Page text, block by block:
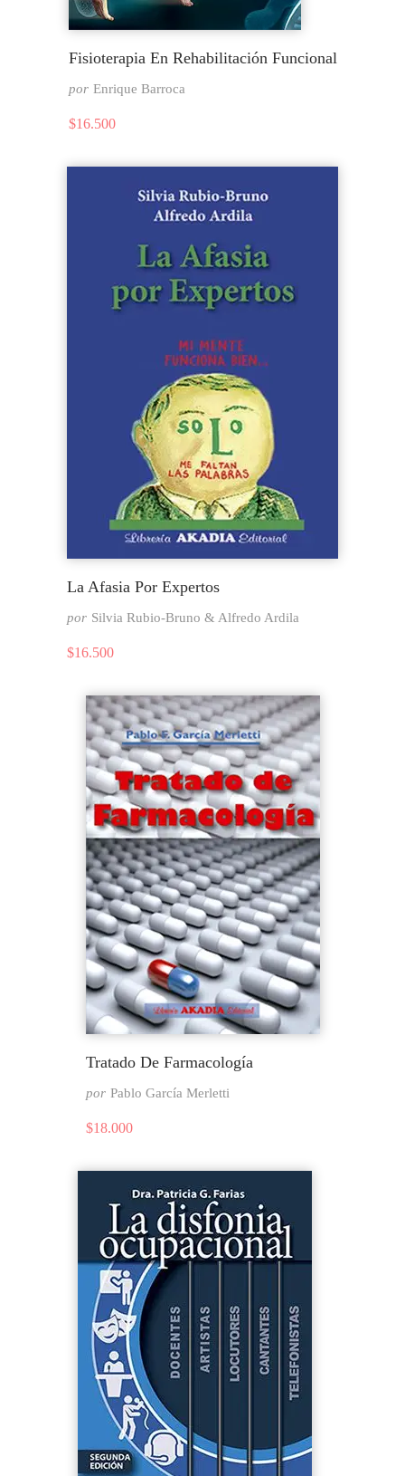
Fisioterapia En Rehabilitación Funcional
por Enrique Barroca
$16.500
La Afasia Por Expertos
por Silvia Rubio-Bruno & Alfredo Ardila
$16.500
Tratado De Farmacología
por Pablo García Merletti
$18.000